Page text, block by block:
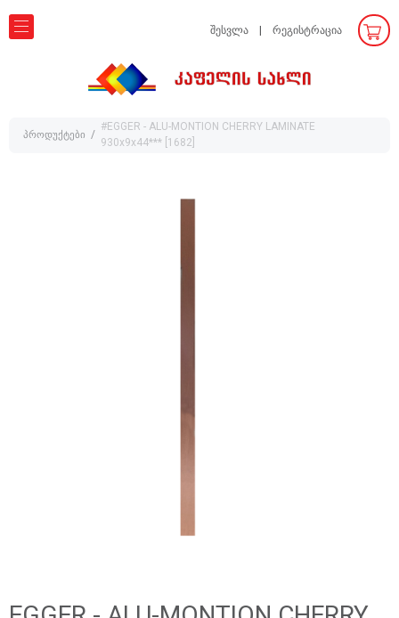
შესვლა რეგისტრაცია
პროდუქტები
#EGGER - ALU-MONTION CHERRY LAMINATE
930x9x44*** [1682]